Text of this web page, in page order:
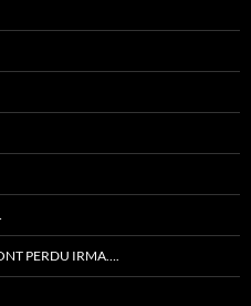
PERDU IRMA….